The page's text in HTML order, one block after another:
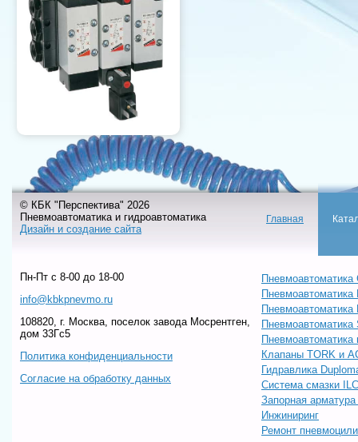
© КБК "Перспектива" 2026
Пневмоавтоматика и гидроавтоматика
Дизайн и создание сайта
Главная
Пн-Пт c 8-00 до 18-00
info@kbkpnevmo.ru
108820, г. Москва, поселок завода Мосрентген,
дом 33Гс5
Политика конфиденциальности
Согласие на обработку данных
Пневмоавтоматика
Пневмоавтоматика
Пневмоавтоматика
Пневмоавтоматика
Клапаны TORK и
Гидравлика
Система смазки ILC
Запорная
Инжиниринг
Ремонт